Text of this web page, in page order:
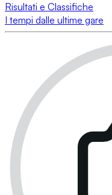
Risultati e Classifiche
I tempi dalle ultime gare